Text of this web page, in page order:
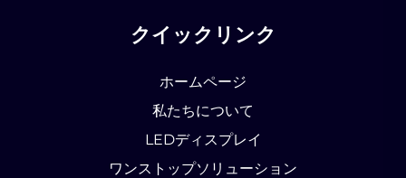
クイックリンク
ホームページ
私たちについて
LEDディスプレイ
ワンストップソリューション